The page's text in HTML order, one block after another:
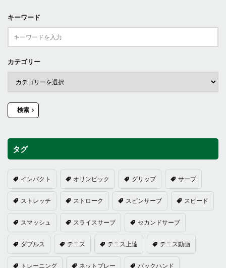
キーワード
カテゴリー
検索
タグ
インパクト オリンピック グリップ サーブ
ストレッチ ストローク スピンサーブ スピード
スマッシュ スライスサーブ セカンドサーブ
ダブルス テニス テニス上達 テニス動画
トレーニング ネットプレー バックハンド